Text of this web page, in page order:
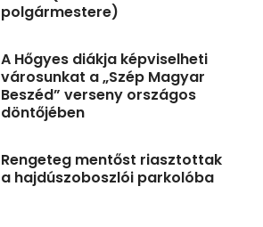
polgármestere)
A Hőgyes diákja képviselheti
városunkat a „Szép Magyar
Beszéd” verseny országos
döntőjében
Rengeteg mentőst riasztottak
a hajdúszoboszlói parkolóba